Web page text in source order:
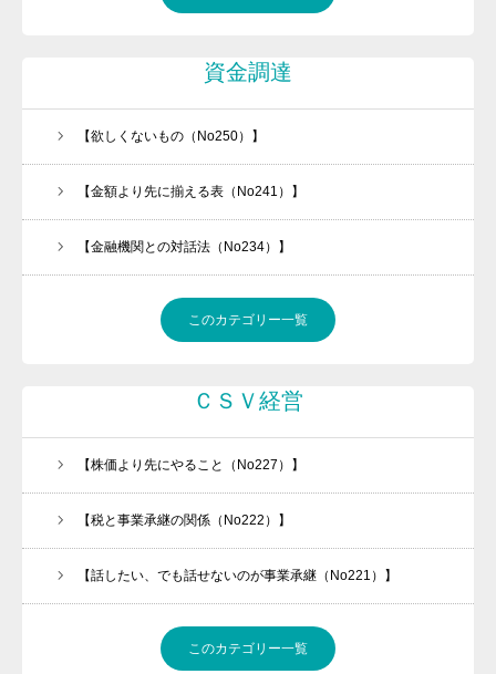
資金調達
【欲しくないもの（No250）】
【金額より先に揃える表（No241）】
【金融機関との対話法（No234）】
このカテゴリー一覧
ＣＳＶ経営
【株価より先にやること（No227）】
【税と事業承継の関係（No222）】
【話したい、でも話せないのが事業承継（No221）】
このカテゴリー一覧